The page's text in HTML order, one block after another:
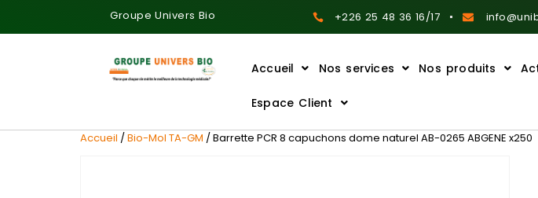
Groupe Univers Bio +226 25 48 36 16/17
Accueil Nos services Nos produits
Espace Client
Accueil /Bio-Mol TA-GM / Barrette PCR 8 capuchons dome naturel AB-0265 ABGENE x250